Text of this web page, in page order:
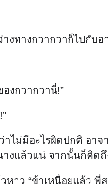
งทางกวากวาก็ไปกับอ
องกวากวานี่!”
ว่าไม่มีอะไรผิดปกติ อ
งแล้วแน่ จากนั้นก็คิดถึ
หาว “ข้าเหนื่อยแล้ว พี่